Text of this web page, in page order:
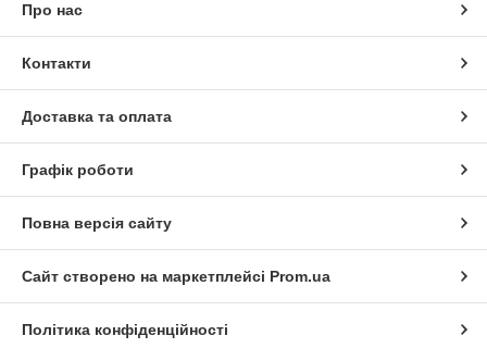
Про нас
Контакти
Доставка та оплата
Графік роботи
Повна версія сайту
Сайт створено на маркетплейсі Prom.ua
Політика конфіденційності